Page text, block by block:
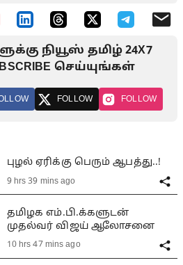
நியூஸ் தமிழ் 24X7
செய்யுங்கள்
FOLLOW FOLLOW
புழல் ஏரிக்கு பெரும் ஆபத்து..!
9 hrs 39 mins ago
தமிழக எம்.பி.க்களுடன்
முதல்வர் விஜய் ஆலோசனை
10 hrs 47 mins ago